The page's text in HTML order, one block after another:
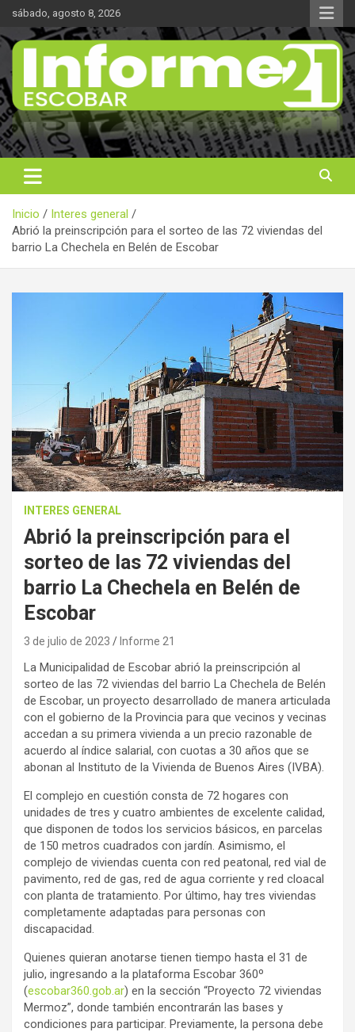
Saltar
contenido
sábado, agosto 8, 2026
Informe 21
Noticas reales
Inicio
Interes general
Abrió la preinscripción para el sorteo de las 72 viviendas del
barrio La Chechela en Belén de Escobar
INTERES GENERAL
Abrió la preinscripción para el
sorteo de las 72 viviendas del
barrio La Chechela en Belén de
Escobar
3 de julio de 2023 Informe 21
La Municipalidad de Escobar abrió la preinscripción al
sorteo de las 72 viviendas del barrio La Chechela de Belén
de Escobar, un proyecto desarrollado de manera articulada
con el gobierno de la Provincia para que vecinos y vecinas
accedan a su primera vivienda a un precio razonable de
acuerdo al índice salarial, con cuotas a 30 años que se
abonan al Instituto de la Vivienda de Buenos Aires (IVBA).
El complejo en cuestión consta de 72 hogares con
unidades de tres y cuatro ambientes de excelente calidad,
que disponen de todos los servicios básicos, en parcelas
de 150 metros cuadrados con jardín. Asimismo, el
complejo de viviendas cuenta con red peatonal, red vial de
pavimento, red de gas, red de agua corriente y red cloacal
con planta de tratamiento. Por último, hay tres viviendas
completamente adaptadas para personas con
discapacidad.
Quienes quieran anotarse tienen tiempo hasta el 31 de
julio, ingresando a la plataforma Escobar 360º
(escobar360.gob.ar) en la sección “Proyecto 72 viviendas
Mermoz”, donde también encontrarán las bases y
condiciones para participar. Previamente, la persona debe